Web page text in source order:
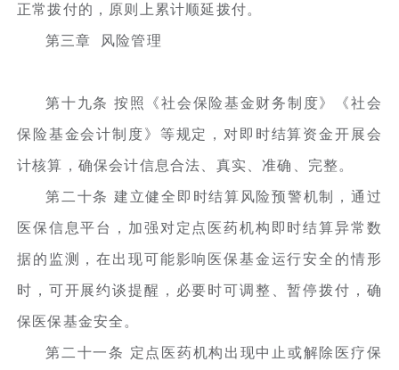
正常拨付的，原则上累计顺延拨付。
第三章 风险管理
第十九条 按照《社会保险基金财务制度》《社会
保险基金会计制度》等规定，对即时结算资金开展会
计核算，确保会计信息合法、真实、准确、完整。
第二十条 建立健全即时结算风险预警机制，通过
医保信息平台，加强对定点医药机构即时结算异常数
据的监测，在出现可能影响医保基金运行安全的情形
时，可开展约谈提醒，必要时可调整、暂停拨付，确
保医保基金安全。
第二十一条 定点医药机构出现中止或解除医疗保